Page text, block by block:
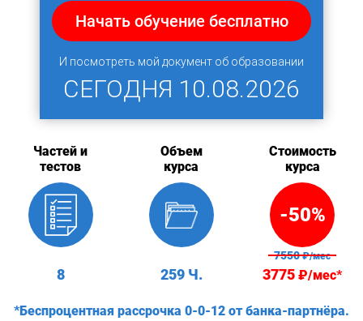
Начать обучение бесплатно
И посмотреть мой документ об образовании
СЕГОДНЯ 10.08.2026
Частей и
тестов
8
Объем
курса
259 Ч.
Стоимость
курса
-50%
7550₽/мес
3775₽/мес*
*Беспроцентная рассрочка 0-0-12 от банка-партнёра.